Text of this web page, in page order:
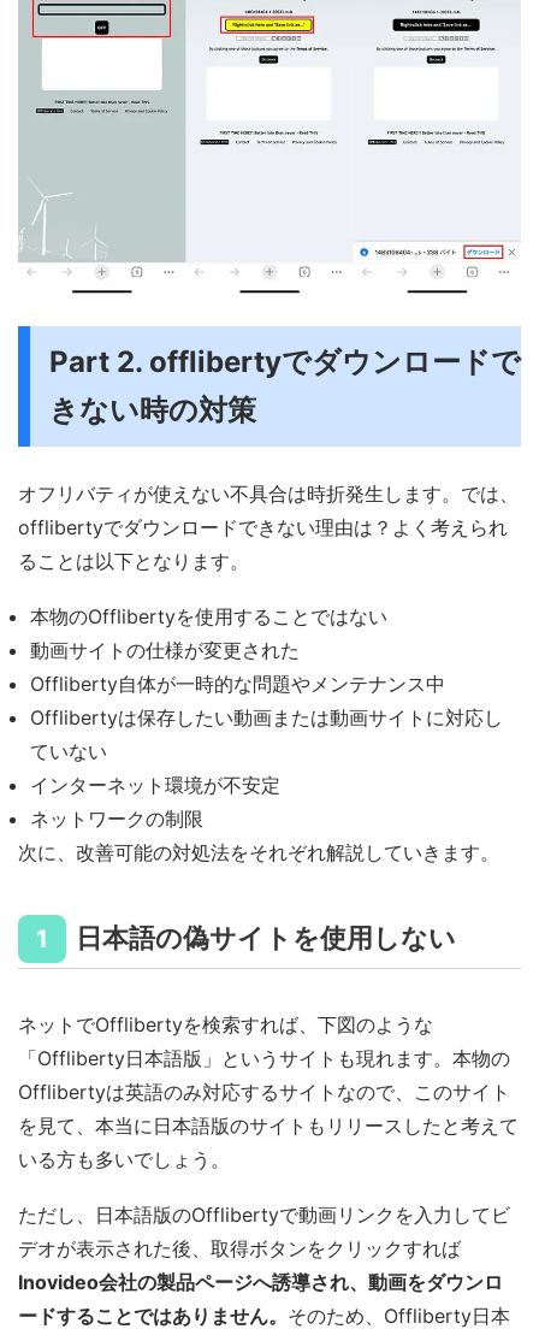
Part 2. offlibertyでダウンロードで
きない時の対策
オフリバティが使えない不具合は時折発生します。では、
offlibertyでダウンロードできない理由は？よく考えられ
ることは以下となります。
本物のOfflibertyを使用することではない
動画サイトの仕様が変更された
Offliberty自体が一時的な問題やメンテナンス中
Offlibertyは保存したい動画または動画サイトに対応し
ていない
インターネット環境が不安定
ネットワークの制限
次に、改善可能の対処法をそれぞれ解説していきます。
1 日本語の偽サイトを使用しない
ネットでOfflibertyを検索すれば、下図のような
「Offliberty日本語版」というサイトも現れます。本物の
Offlibertyは英語のみ対応するサイトなので、このサイト
を見て、本当に日本語版のサイトもリリースしたと考えて
いる方も多いでしょう。
ただし、日本語版のOfflibertyで動画リンクを入力してビ
デオが表示された後、取得ボタンをクリックすれば
Inovideo会社の製品ページへ誘導され、動画をダウンロ
ードすることではありません。 そのため、Offliberty日本